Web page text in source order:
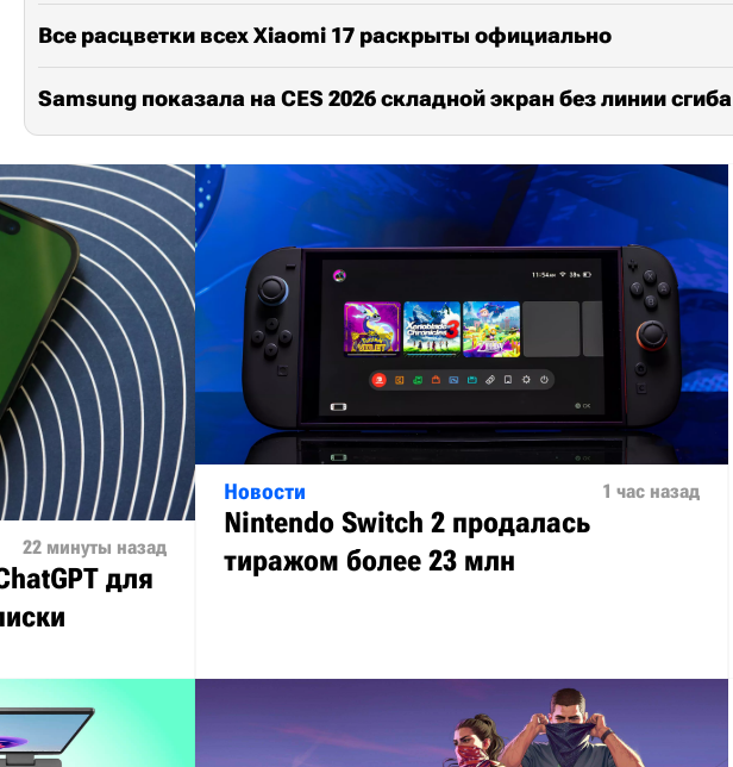
Все расцветки всех Xiaomi 17 раскрыты официально
Samsung показала на CES 2026 складной экран без линии сгиба
22 минуты назад
для
Новости 1 час назад
Nintendo Switch 2 продалась
тиражом более 23 млн